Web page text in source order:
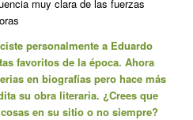
muy clara de las fuerzas
personalmente a Eduardo
favoritos de la época. Ahora
en biografías pero hace más
su obra literaria. ¿Crees que
en su sitio o no siempre?